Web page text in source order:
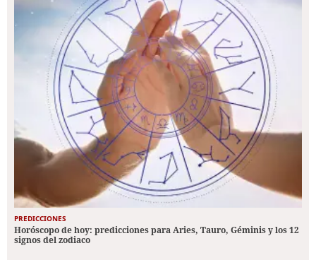
PREDICCIONES
Horóscopo de hoy: predicciones para Aries, Tauro, Géminis y los 12
signos del zodiaco